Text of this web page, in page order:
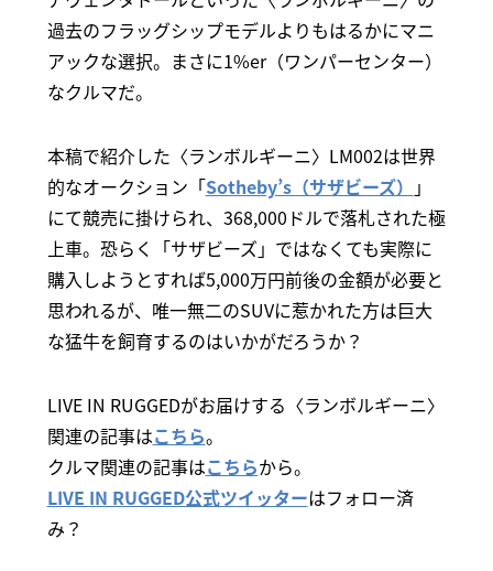
過去のフラッグシップモデルよりもはるかにマニ
アックな選択。まさに1%er（ワンパーセンター）
なクルマだ。
本稿で紹介した〈ランボルギーニ〉LM002は世界
的なオークション「Sotheby’s（サザビーズ） 」
にて競売に掛けられ、368,000ドルで落札された極
上車。恐らく「サザビーズ」ではなくても実際に
購入しようとすれば5,000万円前後の金額が必要と
思われるが、唯一無二のSUVに惹かれた方は巨大
な猛牛を飼育するのはいかがだろうか？
LIVE IN RUGGEDがお届けする〈ランボルギーニ〉
関連の記事はこちら。
クルマ関連の記事はこちらから。
LIVE IN RUGGED公式ツイッターはフォロー済
み？